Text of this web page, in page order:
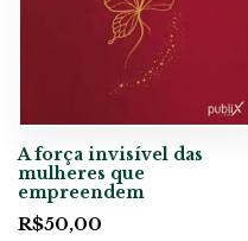
A força invisível das
mulheres que
empreendem
R$50,00